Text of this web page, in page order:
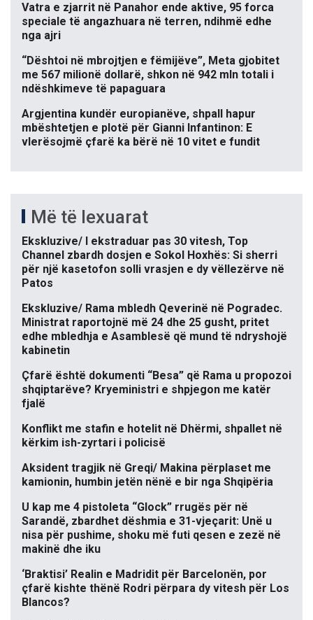
Vatra e zjarrit në Panahor ende aktive, 95 forca
speciale të angazhuara në terren, ndihmë edhe
nga ajri
“Dështoi në mbrojtjen e fëmijëve”, Meta gjobitet
me 567 milionë dollarë, shkon në 942 mln totali i
ndëshkimeve të papaguara
Argjentina kundër europianëve, shpall hapur
mbështetjen e plotë për Gianni Infantinon: E
vlerësojmë çfarë ka bërë në 10 vitet e fundit
Më të lexuarat
Ekskluzive/ I ekstraduar pas 30 vitesh, Top
Channel zbardh dosjen e Sokol Hoxhës: Si sherri
për një kasetofon solli vrasjen e dy vëllezërve në
Patos
Ekskluzive/ Rama mbledh Qeverinë në Pogradec.
Ministrat raportojnë më 24 dhe 25 gusht, pritet
edhe mbledhja e Asamblesë që mund të ndryshojë
kabinetin
Çfarë është dokumenti “Besa” që Rama u propozoi
shqiptarëve? Kryeministri e shpjegon me katër
fjalë
Konflikt me stafin e hotelit në Dhërmi, shpallet në
kërkim ish-zyrtari i policisë
Aksident tragjik në Greqi/ Makina përplaset me
kamionin, humbin jetën nënë e bir nga Shqipëria
U kap me 4 pistoleta “Glock” rrugës për në
Sarandë, zbardhet dëshmia e 31-vjeçarit: Unë u
nisa për pushime, shoku më futi qesen e zezë në
makinë dhe iku
‘Braktisi’ Realin e Madridit për Barcelonën, por
çfarë kishte thënë Rodri përpara dy vitesh për Los
Blancos?